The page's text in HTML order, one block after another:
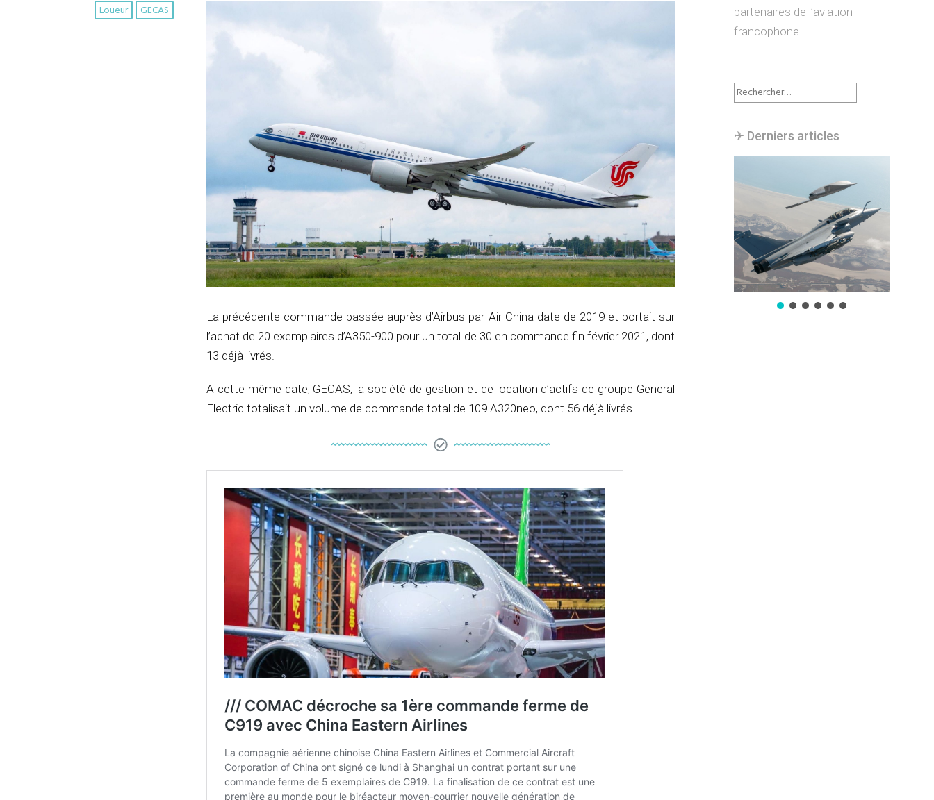
GECAS
Loueur
La précédente commande passée auprès d’Airbus par Air China date de 2019 et portait sur
l’achat de 20 exemplaires d’A350-900 pour un total de 30 en commande fin février 2021, dont
13 déjà livrés.
A cette même date, GECAS, la société de gestion et de location d’actifs de groupe General
Electric totalisait un volume de commande total de 109 A320neo, dont 56 déjà livrés.
partenaires de l’aviation
francophone.
Rechercher :
✈︎ Derniers articles